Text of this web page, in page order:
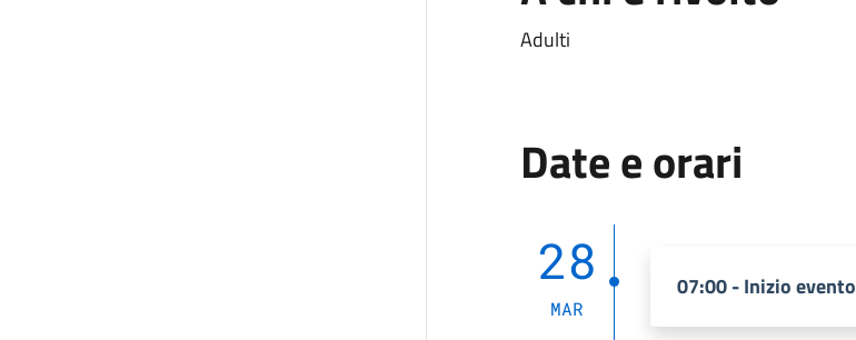
Adulti
Date e orari
28
MAR
07:00 - Inizio evento